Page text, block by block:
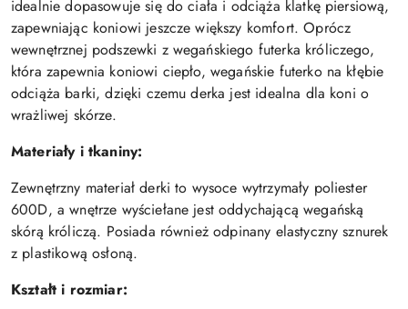
idealnie dopasowuje się do ciała i odciąża klatkę piersiową,
zapewniając koniowi jeszcze większy komfort. Oprócz
wewnętrznej podszewki z wegańskiego futerka króliczego,
która zapewnia koniowi ciepło, wegańskie futerko na kłębie
odciąża barki, dzięki czemu derka jest idealna dla koni o
wrażliwej skórze.
Materiały i tkaniny:
Zewnętrzny materiał derki to wysoce wytrzymały poliester
600D, a wnętrze wyściełane jest oddychającą wegańską
skórą króliczą. Posiada również odpinany elastyczny sznurek
z plastikową osłoną.
Kształt i rozmiar: